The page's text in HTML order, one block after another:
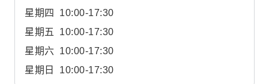
星期四
10:00-17:30
星期五
10:00-17:30
星期六 10:00-17:30
星期日
10:00-17:30